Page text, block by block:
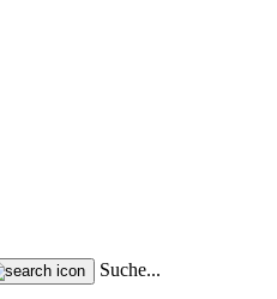
Suche...